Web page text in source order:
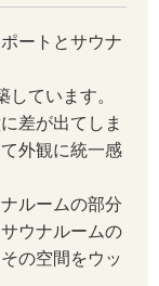
ートとサウナ
ています。
差が出てしま
外観に統一感
ルームの部分
ウナルームの
の空間をウッ